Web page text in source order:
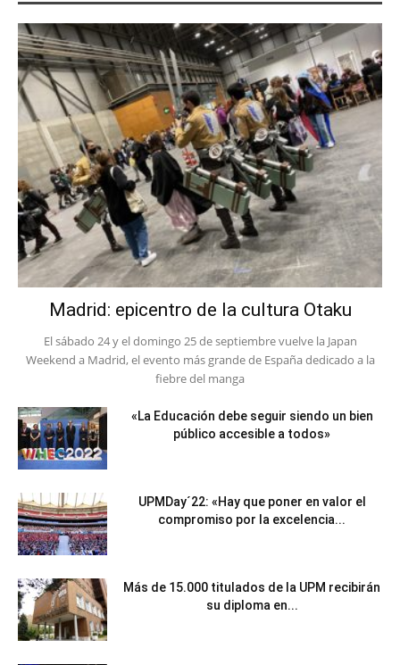
Madrid: epicentro de la cultura Otaku
El sábado 24 y el domingo 25 de septiembre vuelve la Japan
Weekend a Madrid, el evento más grande de España dedicado a la
fiebre del manga
«La Educación debe seguir siendo un bien
público accesible a todos»
UPMDay´22: «Hay que poner en valor el
compromiso por la excelencia...
Más de 15.000 titulados de la UPM recibirán
su diploma en...